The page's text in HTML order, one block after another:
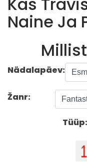
Naine Ja
Nädalapäev:
Žanr:
Tüüp: